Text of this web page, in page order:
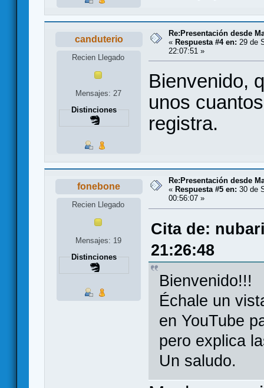
canduterio
Recien Llegado
Mensajes: 27
Distinciones
Re:Presentación desde
« Respuesta #4 en: 29 de
22:07:51 »
Bienvenido,
unos
registra.
fonebone
Recien Llegado
Mensajes: 19
Distinciones
Re:Presentación desde
« Respuesta #5 en: 30 de
00:56:07 »
Cita de:
21:26:48
Bienvenido!!!
Échale un
en YouTube
pero explica
Un saludo.